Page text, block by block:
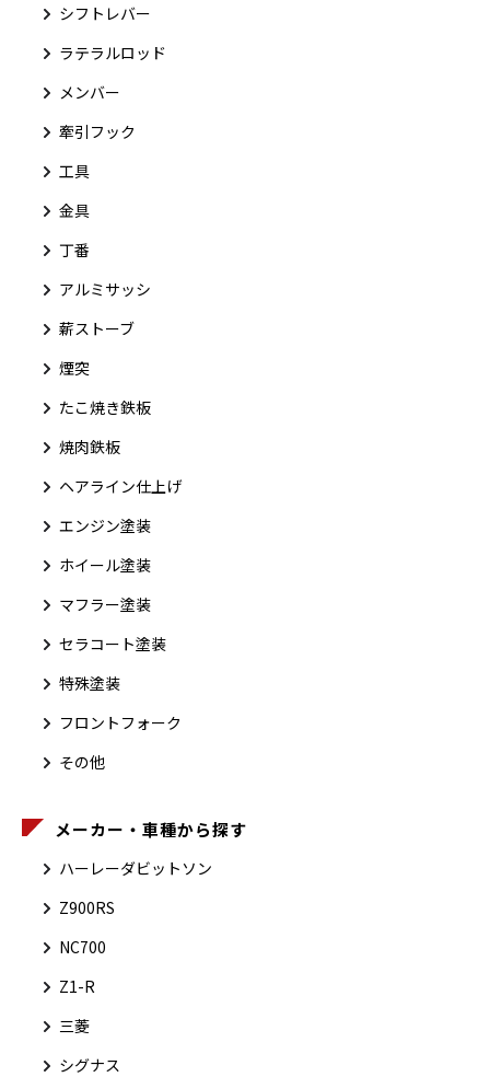
シフトレバー
ラテラルロッド
メンバー
牽引フック
工具
金具
丁番
アルミサッシ
薪ストーブ
煙突
たこ焼き鉄板
焼肉鉄板
ヘアライン仕上げ
エンジン塗装
ホイール塗装
マフラー塗装
セラコート塗装
特殊塗装
フロントフォーク
その他
メーカー・車種から探す
ハーレーダビットソン
Z900RS
NC700
Z1-R
三菱
シグナス